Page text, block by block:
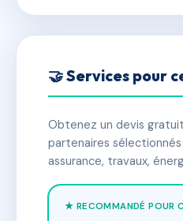
🤝 Services pour
Obtenez un devis
partenaires
assurance, travaux,
★ RECOMMANDÉ POUR